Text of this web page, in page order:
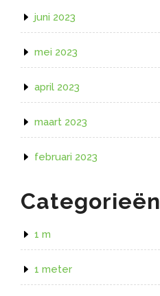
juni 2023
mei 2023
april 2023
maart 2023
februari 2023
Categorieën
1 m
1 meter